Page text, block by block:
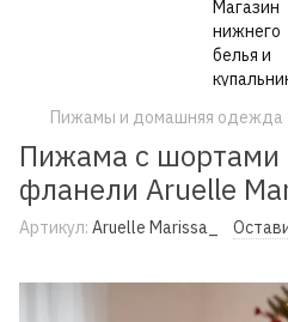
Пижамы и домашняя одежда
Пижама с шортами
фланели Aruelle
Артикул: Aruelle Marissa_